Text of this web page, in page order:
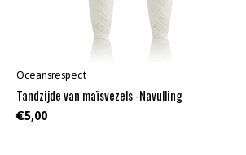
Oceansrespect
Tandzijde van maïsvezels -Navulling
€5,00